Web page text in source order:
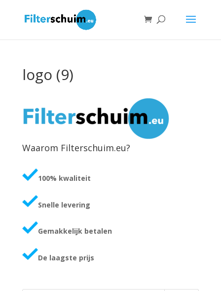
logo (9)
Waarom Filterschuim.eu?
100% kwaliteit
Snelle levering
Gemakkelijk betalen
De laagste prijs